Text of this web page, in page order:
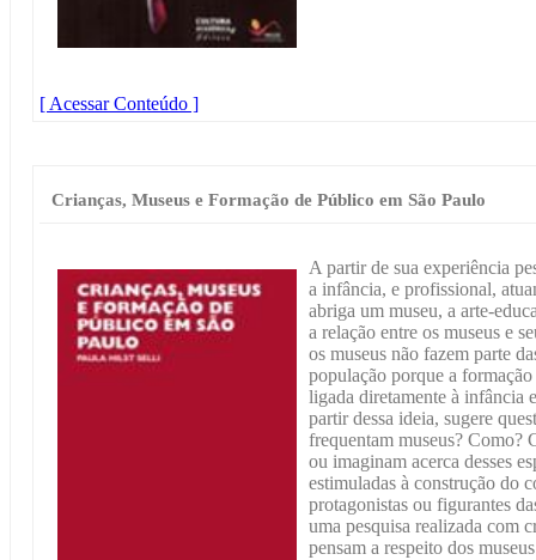
[ Acessar Conteúdo ]
Crianças, Museus e Formação de Público em São Paulo
A partir de sua experiência
a infância, e profissional,
abriga um museu, a arte-
a relação entre os museus e
os museus não fazem parte
população porque a
ligada diretamente à infância
partir dessa ideia, sugere
frequentam museus? Como?
ou imaginam acerca desses
estimuladas à construção do
protagonistas ou figurantes
uma pesquisa realizada com
pensam a respeito dos